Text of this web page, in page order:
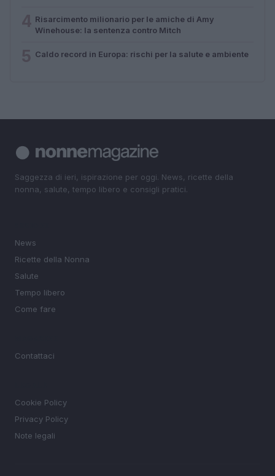
Risarcimento milionario per le amiche di Amy
Winehouse: la sentenza contro Mitch
Caldo record in Europa: rischi per la salute e ambiente
Saggezza di ieri, ispirazione per oggi. News, ricette della
nonna, salute, tempo libero e consigli pratici.
News
Ricette della Nonna
Salute
Tempo libero
Come fare
Contattaci
Cookie Policy
Privacy Policy
Note legali